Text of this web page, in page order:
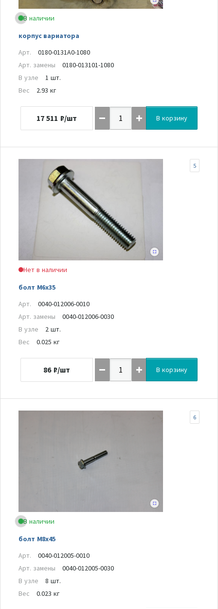
В наличии
корпус вариатора
Арт.
0180-0131A0-1080
Арт. замены
0180-013101-1080
В узле
1 шт.
Вес
2.93 кг
17 511 ₽/шт В корзину
Нет в наличии
болт M6x35
5
Арт.
0040-012006-0010
Арт. замены
0040-012006-0030
В узле
2 шт.
Вес
0.025 кг
86 ₽/шт В корзину
В наличии
болт М8х45
6
Арт.
0040-012005-0010
Арт. замены
0040-012005-0030
В узле
8 шт.
Вес
0.023 кг